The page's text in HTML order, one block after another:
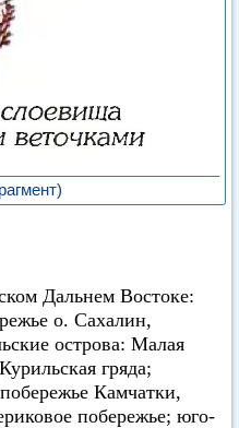
Дальнем Востоке:
о. Сахалин,
острова: Малая
гряда;
Камчатки,
побережье; юго-